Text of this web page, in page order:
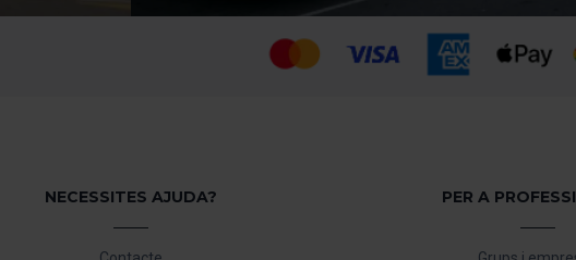
NECESSITES AJUDA? PER A